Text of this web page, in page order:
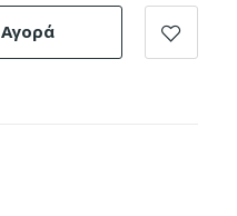
Αγορά